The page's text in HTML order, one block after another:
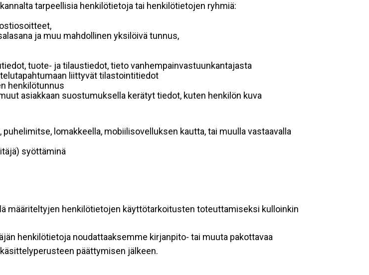
tarpeellisia henkilötietoja tai henkilötietojen ryhmiä:
ja muu mahdollinen yksilöivä tunnus,
tuote- ja tilaustiedot, tieto vanhempainvastuunkantajasta
liittyvät tilastointitiedot
henkilötunnus
asiakkaan suostumuksella kerätyt tiedot, kuten henkilön kuva
lomakkeella, mobiilisovelluksen kautta, tai muulla vastaavalla
syöttäminä
määriteltyjen henkilötietojen käyttötarkoitusten toteuttamiseksi kulloinkin
henkilötietoja noudattaaksemme kirjanpito- tai muuta pakottavaa
päättymisen jälkeen.